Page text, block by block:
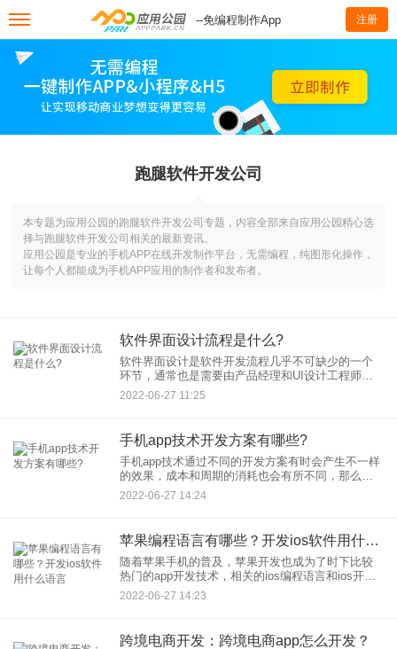
--免编程制作App 注册
跑腿软件开发公司
本专题为应用公园的跑腿软件开发公司专题，内容全部来自应用公园精心选
择与跑腿软件开发公司相关的最新资讯。
应用公园是专业的手机APP在线开发制作平台，无需编程，纯图形化操作，
让每个人都能成为手机APP应用的制作者和发布者。
软件界面设计流程是什么?
软件界面设计是软件开发流程几乎不可缺少的一个
环节，通常也是需要由产品经理和UI设计工程师等
专业人员参与完成，那么软件界面设计流程是什么
呢？ 当软件从零开始开
2022-06-27 11:25
手机app技术开发方案有哪些?
手机app技术通过不同的开发方案有时会产生不一样
的效果，成本和周期的消耗也会有所不同，那么手
机app技术开发方案都有哪些呢？ 以前完成手机app
开发，尤其是
2022-06-27 14:24
苹果编程语言有哪些？开发ios软件用什么语言
随着苹果手机的普及，苹果开发也成为了时下比较
热门的app开发技术，相关的ios编程语言和ios开发
平台，是每个编程人员首先要去了解和掌握的。那
么，目前市面上主流的ios app开发语言包括Object
2022-06-27 14:23
跨境电商开发：跨境电商app怎么开发？